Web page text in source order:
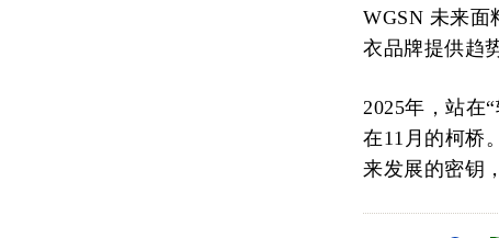
WGSN 未来面
衣品牌提供趋
2025年，站在
在11月的柯桥
来发展的密钥